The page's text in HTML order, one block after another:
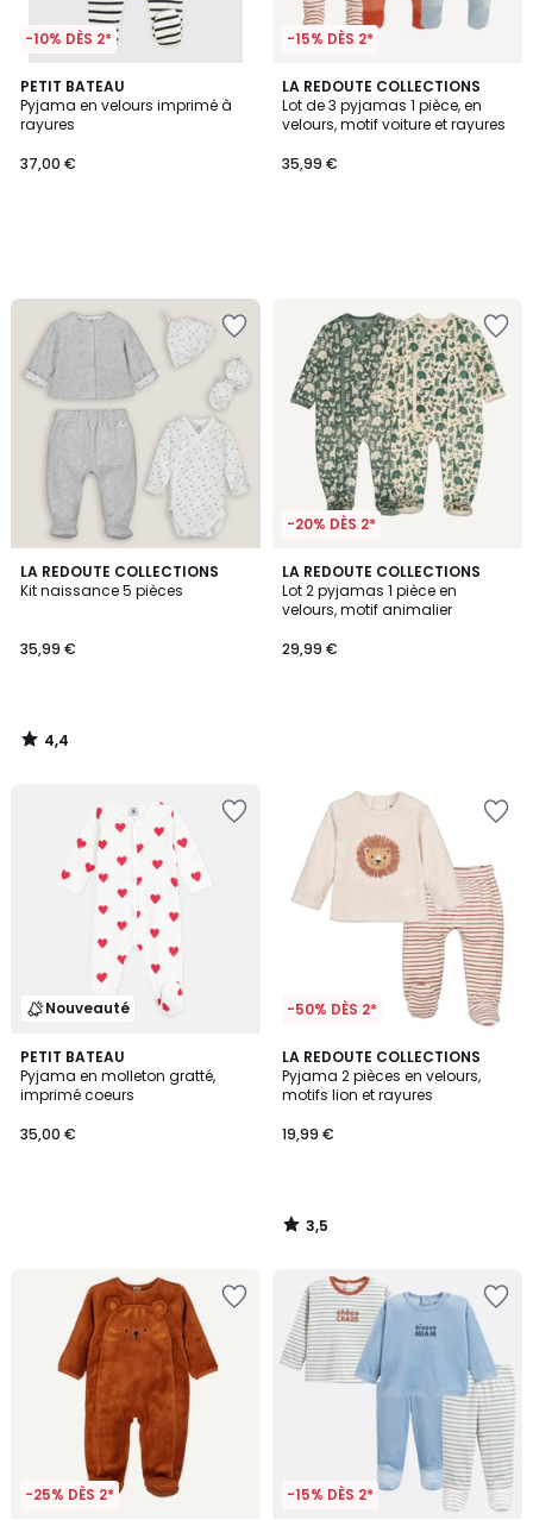
-10% DÈS 2*
PETIT BATEAU
Pyjama en velours imprimé à
rayures
37,00 €
-15% DÈS 2*
LA REDOUTE COLLECTIONS
Lot de 3 pyjamas 1 pièce, en
velours, motif voiture et rayures
35,99 €
LA REDOUTE COLLECTIONS
Kit naissance 5 pièces
35,99 €
4,4
/ 5
4,4
/
-20% DÈS 2*
LA REDOUTE COLLECTIONS
Lot 2 pyjamas 1 pièce en
velours, motif animalier
29,99 €
Nouveauté
PETIT BATEAU
Pyjama en molleton gratté,
imprimé coeurs
35,00 €
-50% DÈS 2*
LA REDOUTE COLLECTIONS
Pyjama 2 pièces en velours,
motifs lion et rayures
19,99 €
3,5
/ 5
3,5
/
-25% DÈS 2* -15% DÈS 2*